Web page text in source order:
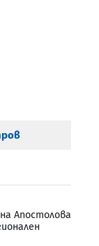
Апостолова